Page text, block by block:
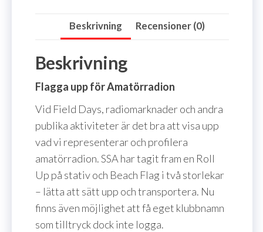
Beskrivning Recensioner (0)
Beskrivning
Flagga upp för Amatörradion
Vid Field Days, radiomarknader och andra
publika aktiviteter är det bra att visa upp
vad vi representerar och profilera
amatörradion. SSA har tagit fram en Roll
Up på stativ och Beach Flag i två storlekar
– lätta att sätt upp och transportera. Nu
finns även möjlighet att få eget klubbnamn
som tilltryck dock inte logga.